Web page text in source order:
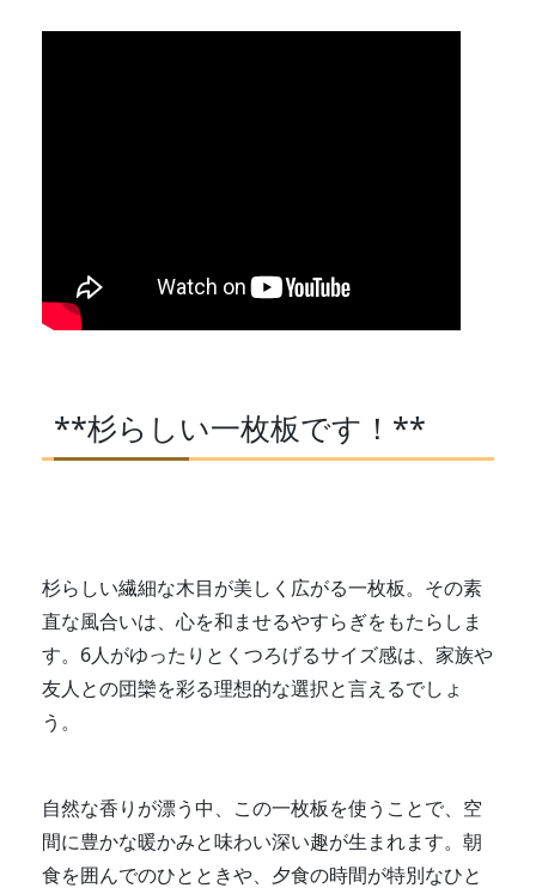
**杉らしい一枚板です！**
杉らしい繊細な木目が美しく広がる一枚板。その素
直な風合いは、心を和ませるやすらぎをもたらしま
す。6人がゆったりとくつろげるサイズ感は、家族や
友人との団欒を彩る理想的な選択と言えるでしょ
う。
自然な香りが漂う中、この一枚板を使うことで、空
間に豊かな暖かみと味わい深い趣が生まれます。朝
食を囲んでのひとときや、夕食の時間が特別なひと